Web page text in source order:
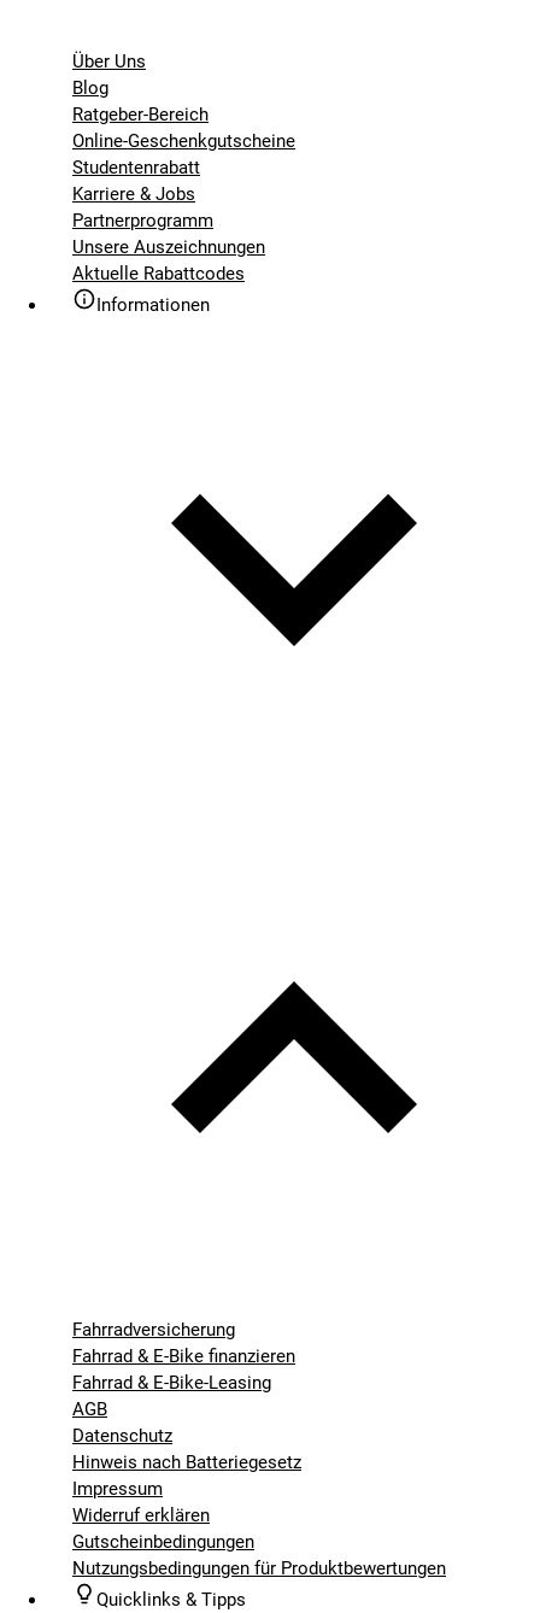
Über Uns
Blog
Ratgeber-Bereich
Online-Geschenkgutscheine
Studentenrabatt
Karriere & Jobs
Partnerprogramm
Unsere Auszeichnungen
Aktuelle Rabattcodes
Informationen
Fahrradversicherung
Fahrrad & E-Bike finanzieren
Fahrrad & E-Bike-Leasing
AGB
Datenschutz
Hinweis nach Batteriegesetz
Impressum
Widerruf erklären
Gutscheinbedingungen
Nutzungsbedingungen für Produktbewertungen
Quicklinks & Tipps